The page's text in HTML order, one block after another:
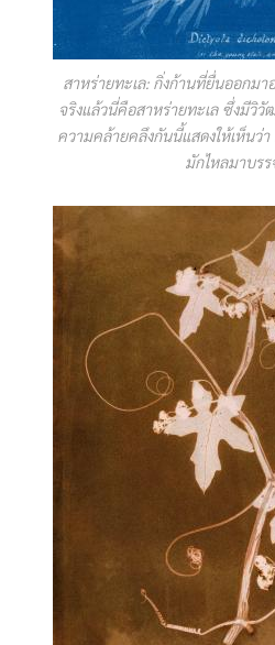
สาหร่ายทะเล: กิ่งก้านที่ยื่นออกม
จริงแล้วนี่คือสาหร่ายทะเล ซึ่งมีวิวั
ความคล้ายคลึงกันนี้แสดงให้เห็นว่
มักไหลมาบร